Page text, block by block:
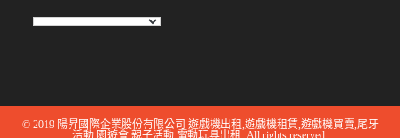
© 2019 陽昇國際企業股份有限公司 遊戲機出租,遊戲機租賃,遊戲機買賣,尾牙